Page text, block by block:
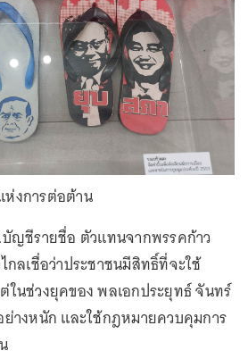
งการต่อต้าน
ญชีรายชื่อ ตัวแทนจากพรรคก้าว
กลเชื่อว่าประชาชนมีสิทธิ์ที่จะใช้
ในช่วงยุคของ พลเอกประยุทธ์ จันทร์
ย่างหนัก และใช้กฎหมายควบคุมการ